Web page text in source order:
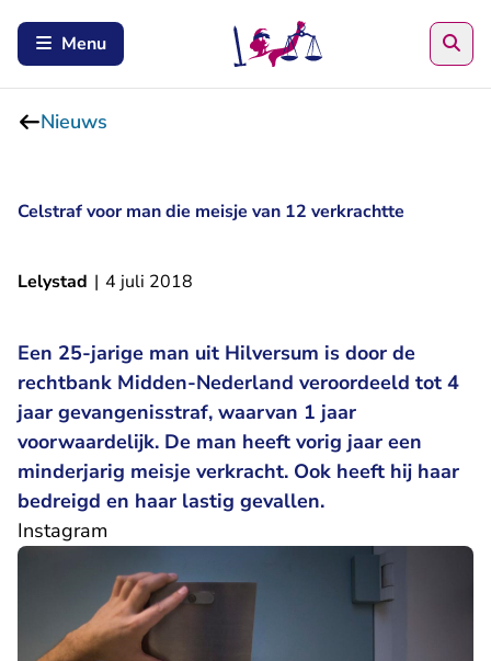
Menu
Nieuws
Celstraf voor man die meisje van 12 verkrachtte
Lelystad | 4 juli 2018
Een 25-jarige man uit Hilversum is door de
rechtbank Midden-Nederland veroordeeld tot 4
jaar gevangenisstraf, waarvan 1 jaar
voorwaardelijk. De man heeft vorig jaar een
minderjarig meisje verkracht. Ook heeft hij haar
bedreigd en haar lastig gevallen.
Instagram